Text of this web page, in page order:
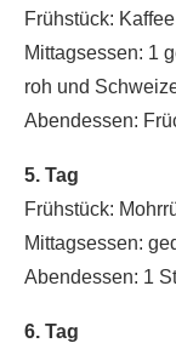
Frühstück:
Mittagsessen: 1
roh und
Abendessen:
5. Tag
Frühstück:
Mittagsessen:
Abendessen: 1
6. Tag